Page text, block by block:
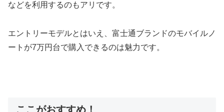
などを利用するのもアリです。
エントリーモデルとはいえ、富士通ブランドのモバイルノ
ートが7万円台で購入できるのは魅力です。
ここがおすすめ！